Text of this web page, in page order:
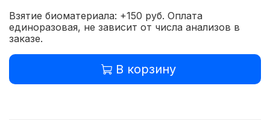
Взятие биоматериала: +150 руб. Оплата
единоразовая, не зависит от числа анализов в
заказе.
В корзину